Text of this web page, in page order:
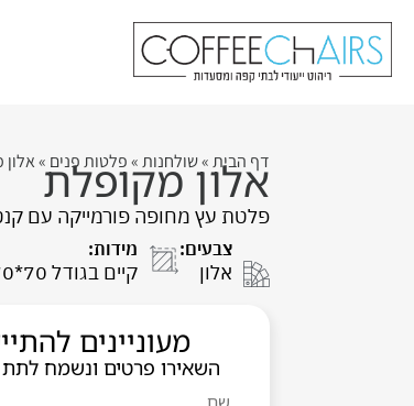
דף הבית»שולחנות»פלטות פנים »אלון מקופלת
פלטת עץ מחופה פורמייקה עם קנט גלוי בעובי 4 ס"מ.
צבעים:
אלון
מידות:
קיים בגודל 70*70 ס"מ ו 70*120 ס"מ
מעוניינים
השאירו פרטים ונשמח